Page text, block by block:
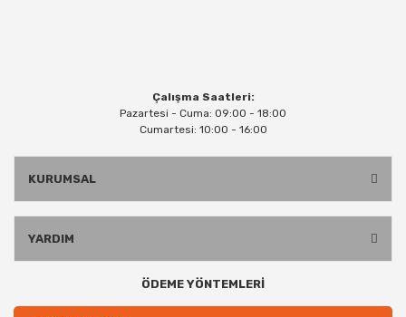
Çalışma Saatleri:
Pazartesi - Cuma: 09:00 - 18:00
Cumartesi: 10:00 - 16:00
KURUMSAL
YARDIM
ÖDEME YÖNTEMLERİ